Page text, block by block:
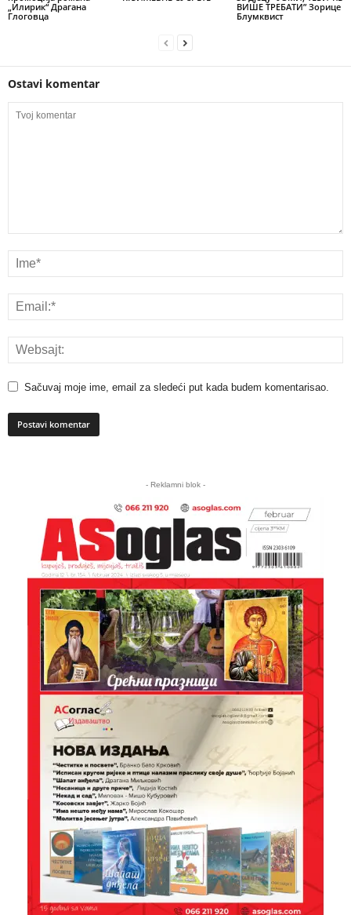
„Илирик“ Драгана
Глоговца
ВИШЕ ТРЕБАТИ” Зорице
Блумквист
Ostavi komentar
Sačuvaj moje ime, email za sledeći put kada budem komentarisao.
- Reklamni blok -